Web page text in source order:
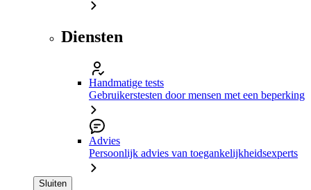
Diensten
Handmatige tests
Gebruikerstesten door mensen met een beperking
Advies
Persoonlijk advies van toegankelijkheidsexperts
Sluiten